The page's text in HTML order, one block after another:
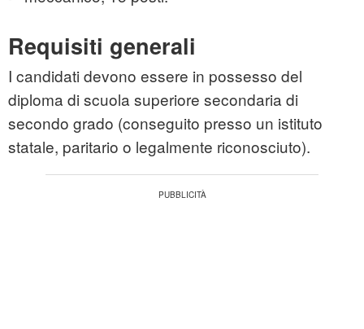
Requisiti generali
I candidati devono essere in possesso del
diploma di scuola superiore secondaria di
secondo grado (conseguito presso un istituto
statale, paritario o legalmente riconosciuto).